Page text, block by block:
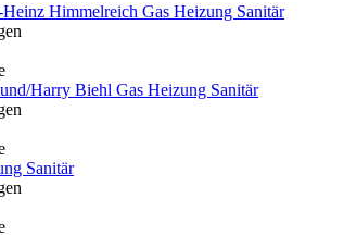
Himmelreich Gas Heizung Sanitär
Harry Biehl Gas Heizung Sanitär
Sanitär